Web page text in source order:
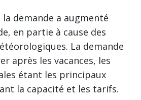
demande a augmenté
en partie à cause des
La demande
après les vacances, les
étant les principaux
la capacité et les tarifs.